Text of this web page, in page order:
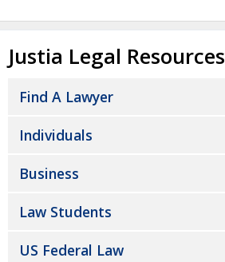
Justia Legal Resources
Find A Lawyer
Individuals
Business
Law Students
US Federal Law